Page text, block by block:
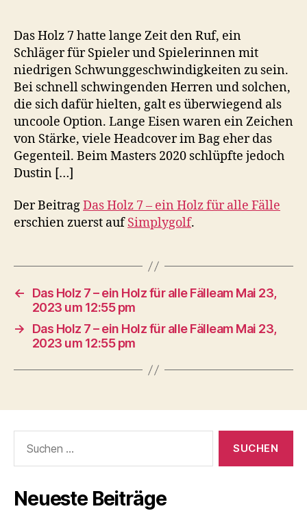
Das Holz 7 hatte lange Zeit den Ruf, ein
Schläger für Spieler und Spielerinnen mit
niedrigen Schwunggeschwindigkeiten zu sein.
Bei schnell schwingenden Herren und solchen,
die sich dafür hielten, galt es überwiegend als
uncoole Option. Lange Eisen waren ein Zeichen
von Stärke, viele Headcover im Bag eher das
Gegenteil. Beim Masters 2020 schlüpfte jedoch
Dustin […]
Der BeitragDas Holz 7 – ein Holz für alle Fälle
erschien zuerst aufSimplygolf.
←
Das Holz 7 – ein Holz für alle Fälleam Mai 23,
2023 um 12:55 pm
→
Das Holz 7 – ein Holz für alle Fälleam Mai 23,
2023 um 12:55 pm
nach:
Neueste Beiträge